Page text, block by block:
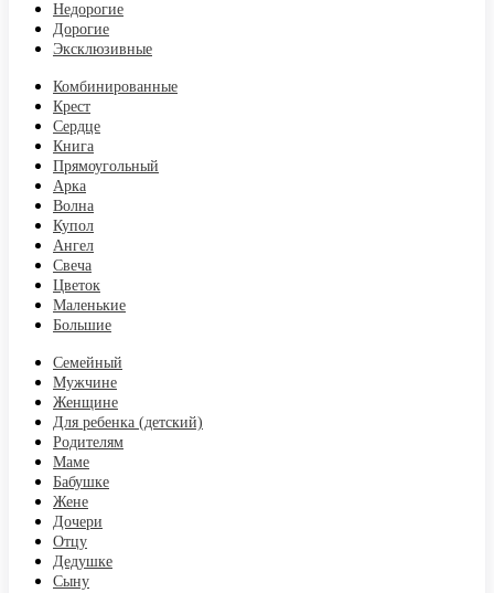
Недорогие
Дорогие
Эксклюзивные
Комбинированные
Крест
Сердце
Книга
Прямоугольный
Арка
Волна
Купол
Ангел
Свеча
Цветок
Маленькие
Большие
Семейный
Мужчине
Женщине
Для ребенка (детский)
Родителям
Маме
Бабушке
Жене
Дочери
Отцу
Дедушке
Сыну